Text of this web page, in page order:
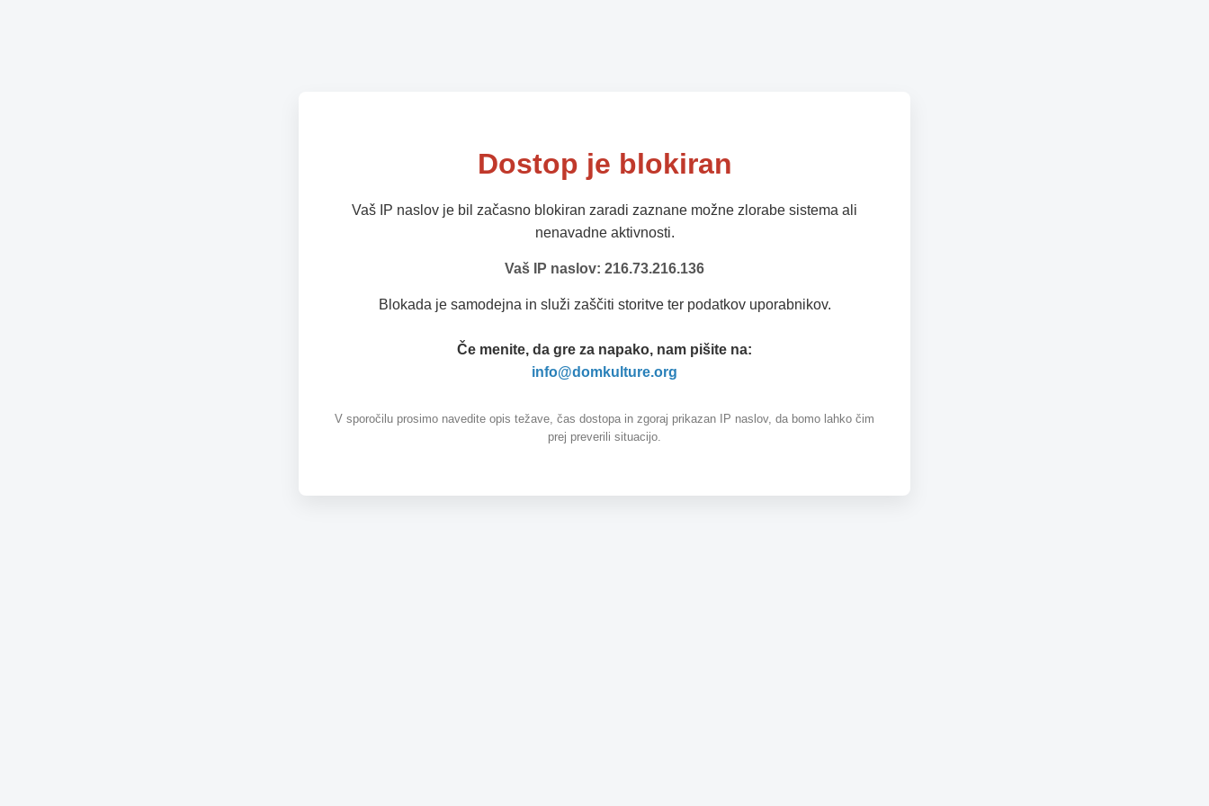
Dostop je blokiran
Vaš IP naslov je bil začasno blokiran zaradi zaznane možne zlorabe sistema ali
nenavadne aktivnosti.
Vaš IP naslov: 216.73.216.136
Blokada je samodejna in služi zaščiti storitve ter podatkov uporabnikov.
Če menite, da gre za napako, nam pišite na:
info@domkulture.org
V sporočilu prosimo navedite opis težave, čas dostopa in zgoraj prikazan IP naslov, da bomo lahko čim
prej preverili situacijo.